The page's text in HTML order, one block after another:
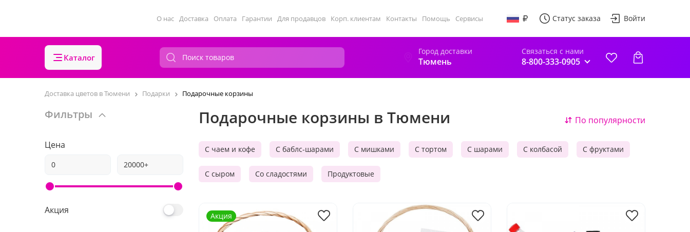
О нас Доставка Оплата Гарантии Для продавцов Корп. клиентам Контакты Помощь Сервисы Статус заказа Войти
Каталог
Город доставки
Тюмень
Связаться с нами
8-800-333-0905
Доставка цветов в Тюмени Подарки Подарочные корзины
Фильтры
Цена
Акция
Подарочные корзины в Тюмени По популярности
С чаем и кофе С баблс-шарами С мишками С тортом С шарами С колбасой С фруктами
С сыром Со сладостями Продуктовые
Акция